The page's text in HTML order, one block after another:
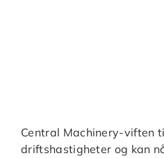
Central Machinery-viften
driftshastigheter og kan